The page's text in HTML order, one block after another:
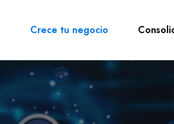
Crece tu negocio